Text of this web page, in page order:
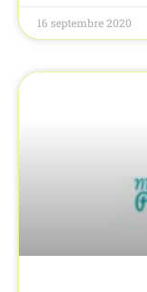
16 septembre 2020